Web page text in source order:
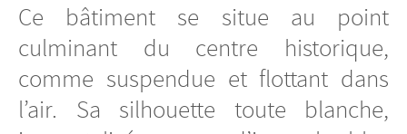
Ce bâtiment se situe au point
culminant du centre historique,
comme suspendue et flottant dans
l’air. Sa silhouette toute blanche,